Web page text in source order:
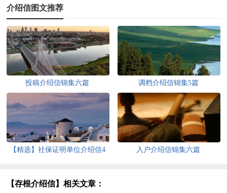
介绍信图文推荐
投稿介绍信锦集六篇 调档介绍信锦集5篇
【精选】社保证明单位介绍信4
入户介绍信锦集六篇
【存根介绍信】相关文章：